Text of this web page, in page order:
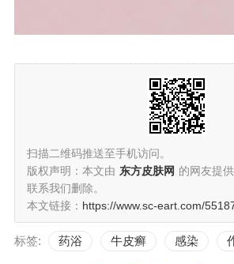
扫描二维码推送至手机访问。
版权声明：本文由 东方皮肤网 的网友提
联系我们删除。
本文链接： https://www.sc-eart.com/
标签: 药浴 牛皮癣 感染